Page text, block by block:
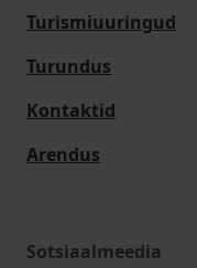
Turismiuuringud
Turundus
Kontaktid
Arendus
Sotsiaalmeedia